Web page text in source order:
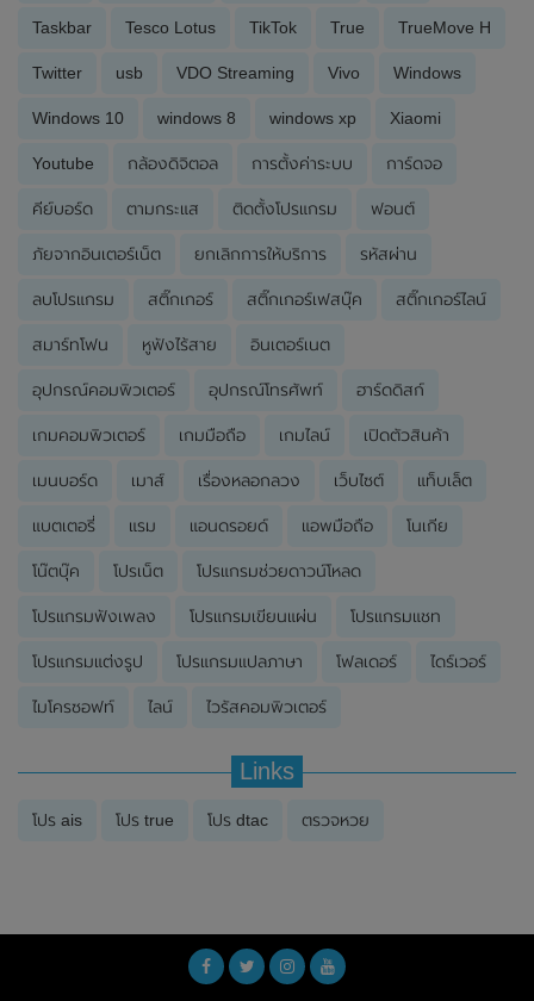
Taskbar Tesco Lotus TikTok True TrueMove H
Twitter usb VDO Streaming Vivo Windows
Windows 10 windows 8 windows xp Xiaomi
Youtube กล้องดิจิตอล การตั้งค่าระบบ การ์ดจอ
คีย์บอร์ด ตามกระแส ติดตั้งโปรแกรม ฟอนต์
ภัยจากอินเตอร์เน็ต ยกเลิกการให้บริการ รหัสผ่าน
ลบโปรแกรม สติ๊กเกอร์ สติ๊กเกอร์เฟสบุ๊ค สติ๊กเกอร์ไลน์
สมาร์ทโฟน หูฟังไร้สาย อินเตอร์เนต
อุปกรณ์คอมพิวเตอร์ อุปกรณ์โทรศัพท์ ฮาร์ดดิสก์
เกมคอมพิวเตอร์ เกมมือถือ เกมไลน์ เปิดตัวสินค้า
เมนบอร์ด เมาส์ เรื่องหลอกลวง เว็บไซต์ แท็บเล็ต
แบตเตอรี่ แรม แอนดรอยด์ แอพมือถือ โนเกีย
โน๊ตบุ๊ค โปรเน็ต โปรแกรมช่วยดาวน์โหลด
โปรแกรมฟังเพลง โปรแกรมเขียนแผ่น โปรแกรมแชท
โปรแกรมแต่งรูป โปรแกรมแปลภาษา โฟลเดอร์ ไดร์เวอร์
ไมโครซอฟท์ ไลน์ ไวรัสคอมพิวเตอร์
Links
โปร ais โปร true โปร dtac ตรวจหวย